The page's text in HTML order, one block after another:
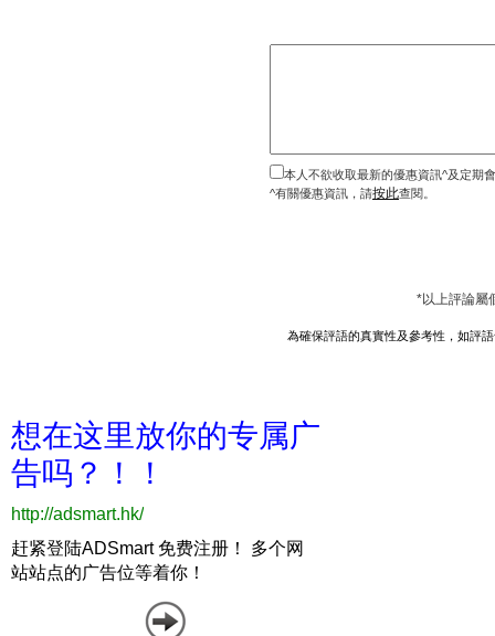
本人不欲收取最新的優惠資訊^及定期
^有關優惠資訊，請按此查閱。
*以上評論屬
為確保評語的真實性及參考性，如評